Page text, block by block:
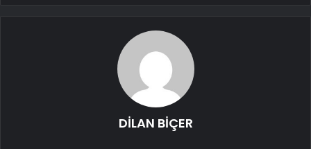
DİLAN BİÇER